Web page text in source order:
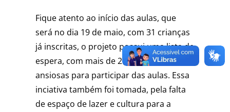
Fique atento ao início das aulas, que
será no dia 19 de maio, com 31 crianças
já inscritas, o projeto possui uma lista de
espera, com mais de 25 crianças,
ansiosas para participar das aulas. Essa
inciativa também foi tomada, pela falta
de espaço de lazer e cultura para a